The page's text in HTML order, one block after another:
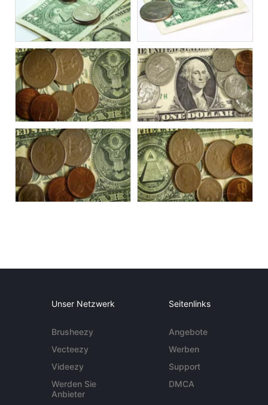
Unser Netzwerk
Brusheezy
Vecteezy
Videezy
Werden Sie
Anbieter
Seitenlinks
Angebote
Werben
Support
DMCA